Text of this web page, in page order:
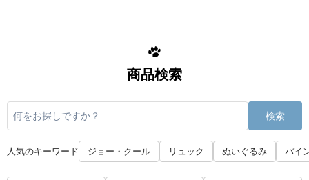
商品検索
検索
人気のキーワード ジョー・クール リュック ぬいぐるみ パイ